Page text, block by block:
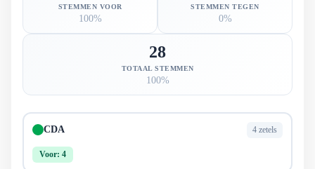
STEMMEN VOOR
100%
STEMMEN TEGEN
0%
28
TOTAAL STEMMEN
100%
CDA 4 zetels
Voor: 4